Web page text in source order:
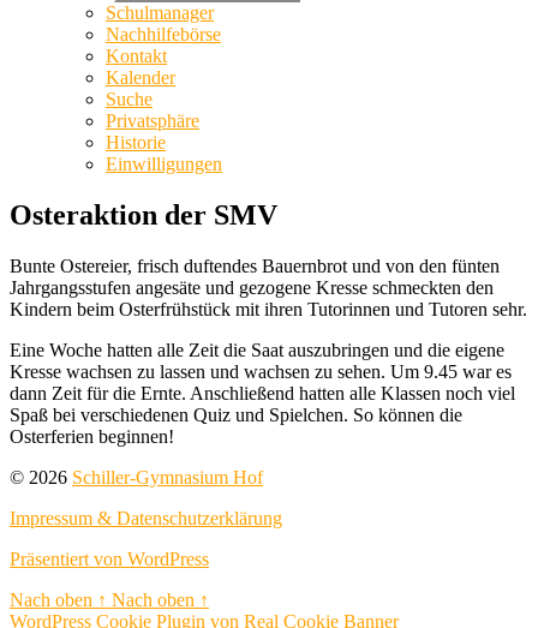
Schulmanager
Nachhilfebörse
Kontakt
Kalender
Suche
Privatsphäre
Historie
Einwilligungen
Osteraktion der SMV
Bunte Ostereier, frisch duftendes Bauernbrot und von den fünten
Jahrgangsstufen angesäte und gezogene Kresse schmeckten den
Kindern beim Osterfrühstück mit ihren Tutorinnen und Tutoren sehr.
Eine Woche hatten alle Zeit die Saat auszubringen und die eigene
Kresse wachsen zu lassen und wachsen zu sehen. Um 9.45 war es
dann Zeit für die Ernte. Anschließend hatten alle Klassen noch viel
Spaß bei verschiedenen Quiz und Spielchen. So können die
Osterferien beginnen!
© 2026 Schiller-Gymnasium Hof
Impressum & Datenschutzerklärung
Präsentiert von WordPress
Nach oben ↑ Nach oben ↑
WordPress Cookie Plugin von Real Cookie Banner